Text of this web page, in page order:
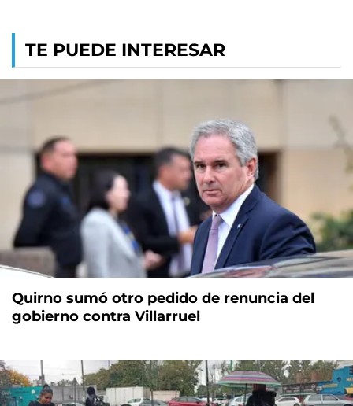
TE PUEDE INTERESAR
Quirno sumó otro pedido de renuncia del
gobierno contra Villarruel